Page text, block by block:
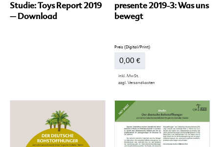
Studie: Toys Report 2019
– Download
presente 2019-3: Was uns
bewegt
0,00 €
inkl. MwSt.
zzgl. Versandkosten
weist
mehrere
Varianten
auf.
Die